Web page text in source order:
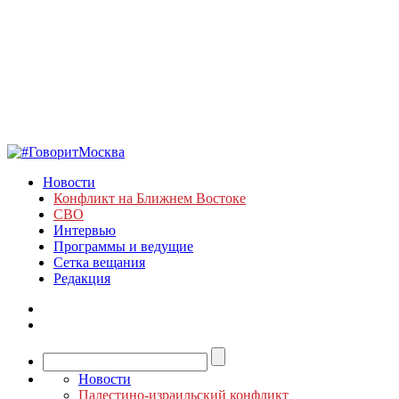
Новости
Конфликт на Ближнем Востоке
СВО
Интервью
Программы и ведущие
Сетка вещания
Редакция
Новости
Палестино-израильский конфликт